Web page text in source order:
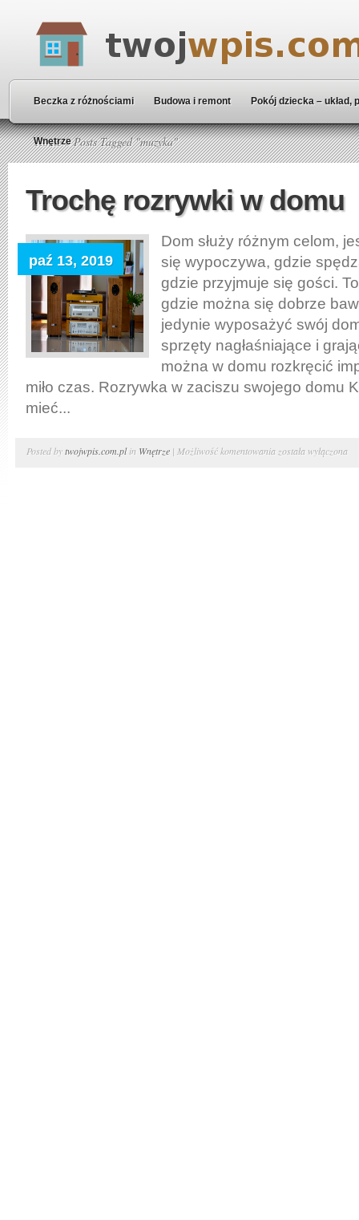
Beczka z różnościami Budowa i remont Pokój dziecka – układ,
Wnętrze
Home» Posts Tagged "muzyka"
Trochę rozrywki w domu
paź 13, 2019
Dom służy różnym celom,
się wypoczywa, gdzie
gdzie przyjmuje się gości.
gdzie można się dobrze
jedynie wyposażyć swój
sprzęty nagłaśniające i
można w domu rozkręcić
miło czas. Rozrywka w zaciszu swojego domu
mieć...
Posted bytwojwpis.com.plin Wnętrze | Możliwość komentowania Trochę
została wyłączona